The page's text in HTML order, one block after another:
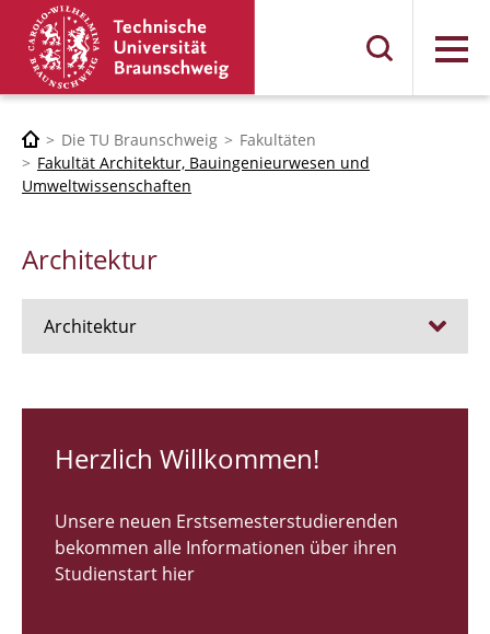
Menü
Die TU Braunschweig
Fakultäten
Fakultät Architektur, Bauingenieurwesen und
Umweltwissenschaften
Architektur
Architektur
RUNDGANG 26
Bachelor Architektur
Herzlich Willkommen!
Unsere neuen Erstsemesterstudierenden
bekommen alle Informationen über ihren
Studienstart hier